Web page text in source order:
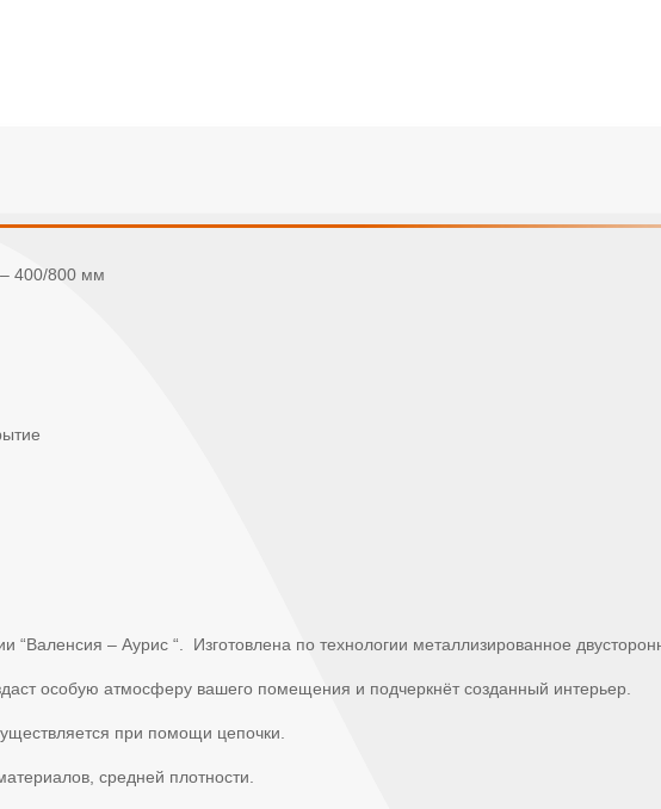
400/800 мм
“Валенсия – Аурис “. Изготовлена по технологии металлизированное
особую атмосферу вашего помещения и подчеркнёт созданный интерьер.
при помощи цепочки.
средней плотности.